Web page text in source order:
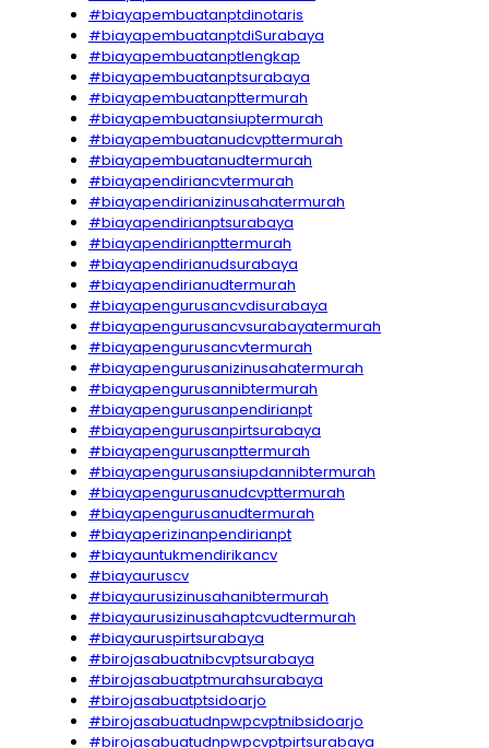
#biayapembuatanptdinotaris
#biayapembuatanptdiSurabaya
#biayapembuatanptlengkap
#biayapembuatanptsurabaya
#biayapembuatanpttermurah
#biayapembuatansiuptermurah
#biayapembuatanudcvpttermurah
#biayapembuatanudtermurah
#biayapendiriancvtermurah
#biayapendirianizinusahatermurah
#biayapendirianptsurabaya
#biayapendirianpttermurah
#biayapendirianudsurabaya
#biayapendirianudtermurah
#biayapengurusancvdisurabaya
#biayapengurusancvsurabayatermurah
#biayapengurusancvtermurah
#biayapengurusanizinusahatermurah
#biayapengurusannibtermurah
#biayapengurusanpendirianpt
#biayapengurusanpirtsurabaya
#biayapengurusanpttermurah
#biayapengurusansiupdannibtermurah
#biayapengurusanudcvpttermurah
#biayapengurusanudtermurah
#biayaperizinanpendirianpt
#biayauntukmendirikancv
#biayauruscv
#biayaurusizinusahanibtermurah
#biayaurusizinusahaptcvudtermurah
#biayauruspirtsurabaya
#birojasabuatnibcvptsurabaya
#birojasabuatptmurahsurabaya
#birojasabuatptsidoarjo
#birojasabuatudnpwpcvptnibsidoarjo
#birojasabuatudnpwpcvptpirtsurabaya